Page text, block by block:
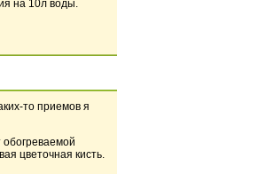
на 10л воды.
то приемов я
цветочная кисть.